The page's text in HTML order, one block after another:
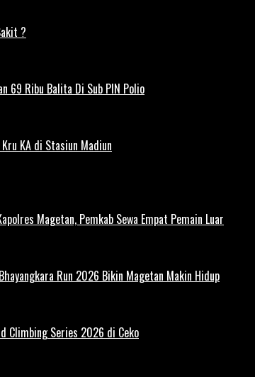
?
69 Ribu Balita Di Sub PIN Polio
KA di Stasiun Madiun
Magetan, Pemkab Sewa Empat Pemain Luar
Run 2026 Bikin Magetan Makin Hidup
Climbing Series 2026 di Ceko